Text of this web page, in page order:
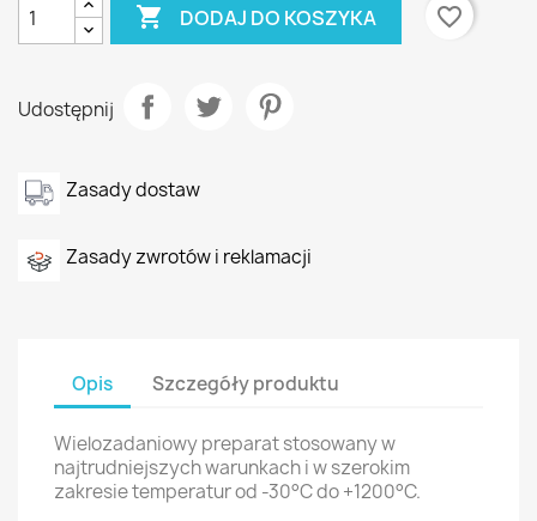
 DODAJ DO KOSZYKA favorite_border
Udostępnij
Zasady dostaw
Zasady zwrotów i reklamacji
Opis Szczegóły produktu
Wielozadaniowy preparat stosowany w
najtrudniejszych warunkach i w szerokim
zakresie temperatur od -30°C do +1200°C.